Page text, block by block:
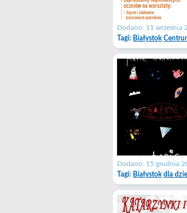
Dodano: 11 września
Tagi: Białystok
Dodano: 15 grudnia
Tagi: Białystok dla